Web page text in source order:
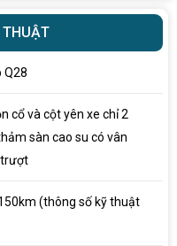
THUẬT
Q28
cổ và cột yên xe chỉ 2
sàn cao su có vân
(thông số kỹ thuật